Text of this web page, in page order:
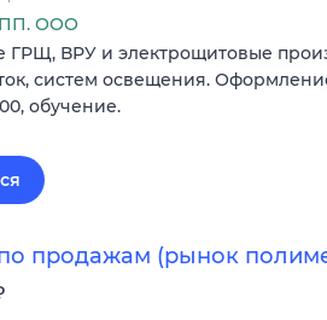
ООО
ГРЩ, ВРУ и электрощитовые
систем освещения.
обучение.
продажам (рынок